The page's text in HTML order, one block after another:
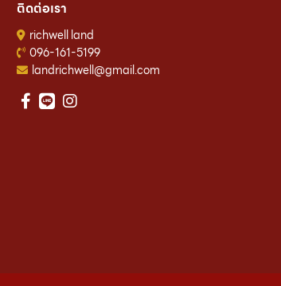
ติดต่อเรา
richwell land
096-161-5199
landrichwell@gmail.com